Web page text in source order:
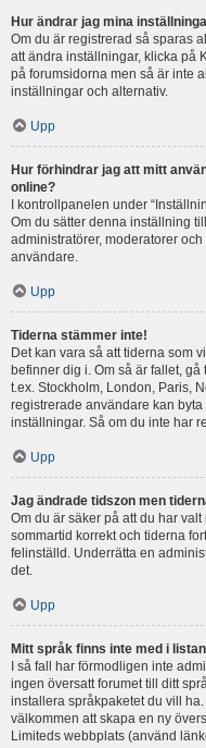
Hur ändrar jag mina
Om du är registrerad så sparas
att ändra inställningar, klicka på
på forumsidorna men så är inte
inställningar och alternativ.
Upp
Hur förhindrar jag att mitt
online?
I kontrollpanelen under
Om du sätter denna inställning
administratörer, moderatorer
användare.
Upp
Tiderna stämmer inte!
Det kan vara så att tiderna som
befinner dig i. Om så är fallet,
t.ex. Stockholm, London, Paris,
registrerade användare kan
inställningar. Så om du inte har
Upp
Jag ändrade tidszon men
Om du är säker på att du har
sommartid korrekt och tiderna
felinställd. Underrätta en
det.
Upp
Mitt språk finns inte med i
I så fall har förmodligen inte
ingen översatt forumet till ditt
installera språkpaketet du vill
välkommen att skapa en ny
Limiteds webbplats (använd